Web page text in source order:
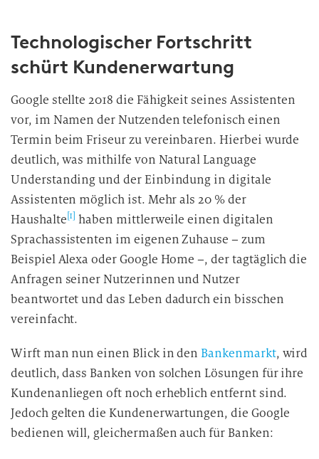
Technologischer Fortschritt
schürt Kundenerwartung
Google stellte 2018 die Fähigkeit seines Assistenten
vor, im Namen der Nutzenden telefonisch einen
Termin beim Friseur zu vereinbaren. Hierbei wurde
deutlich, was mithilfe von Natural Language
Understanding und der Einbindung in digitale
Assistenten möglich ist. Mehr als 20 % der
Haushalte [1] haben mittlerweile einen digitalen
Sprachassistenten im eigenen Zuhause – zum
Beispiel Alexa oder Google Home –, der tagtäglich die
Anfragen seiner Nutzerinnen und Nutzer
beantwortet und das Leben dadurch ein bisschen
vereinfacht.
Wirft man nun einen Blick in denBankenmarkt, wird
deutlich, dass Banken von solchen Lösungen für ihre
Kundenanliegen oft noch erheblich entfernt sind.
Jedoch gelten die Kundenerwartungen, die Google
bedienen will, gleichermaßen auch für Banken: